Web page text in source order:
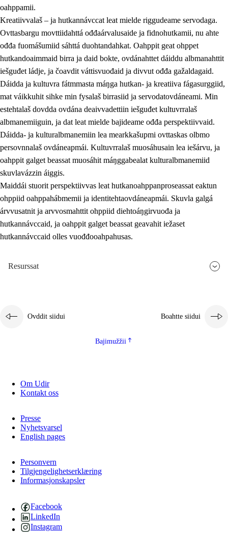
1.5
1.6 Demokratiija ja mielváikkuheapmi
oahppamii.
Kreatiivvalaš – ja hutkannávccat leat mielde riggudeame servodaga.
Ovttasbargu movttiidahttá ođđaárvalusaide ja fidnohutkamii, nu ahte
ođđa fuomášumiid sáhttá duohtandahkat. Oahppit geat ohppet
hutkandoaimmaid birra ja daid bokte, ovdánahttet dáiddu albmanahttit
iešguđet ládje, ja čoavdit váttisvuođaid ja divvut ođđa gažaldagaid.
Dáidda ja kultuvra fátmmasta máŋga hutkan- ja kreatiiva fágasurggiid,
mat váikkuhit sihke min fysalaš birrasiid ja servodatovdáneami. Min
estehtalaš dovdda ovdána deaivvadettiin iešguđet kultuvrralaš
albmanemiiguin, ja dat leat mielde bajideame ođđa perspektiivvaid.
Dáidda- ja kulturalbmanemiin lea mearkkašupmi ovttaskas olbmo
persovnnalaš ovdáneapmái. Kultuvrralaš muosáhusain lea iešárvu, ja
oahppit galget beassat muosáhit máŋggabealat kulturalbmanemiid
skuvlavázzin áiggis.
Maiddái stuorit perspektiivvas leat hutkanoahppanproseassat eaktun
ohppiid oahppahábmemii ja identitehtaovdáneapmái. Skuvla galgá
árvvusatnit ja arvvosmahttit ohppiid diehtoáŋgirvuođa ja
hutkannávccaid, ja oahppit galget beassat geavahit iežaset
hutkannávccaid olles vuođđooahpahusas.
Resurssat
Ovddit siidui Boahtte siidui
Bajimužžii
Om Udir
Kontakt oss
Presse
Nyhetsvarsel
English pages
Personvern
Tilgjengelighetserklæring
Informasjonskapsler
Facebook
LinkedIn
Instagram